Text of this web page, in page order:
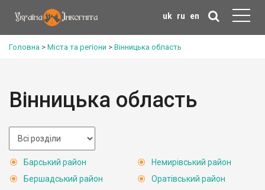
uk ru en
Головна > Міста та регіони > Вінницька область
Вінницька область
Барський район
Бершадський район
Немирівський район
Оратівський район